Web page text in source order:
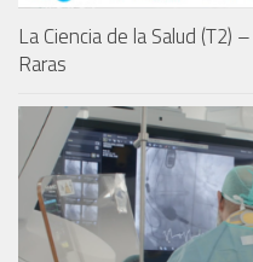
La Ciencia de la Salud
Raras